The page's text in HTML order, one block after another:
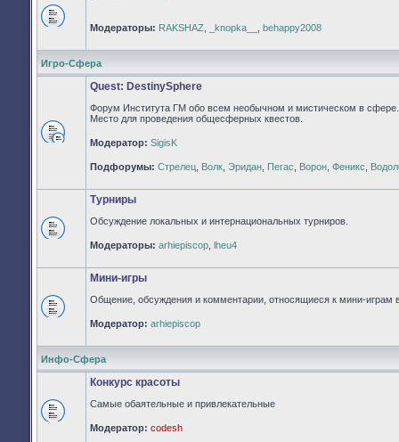
Нет
сообщений
Модераторы: RAKSHAZ _knopka__ behappy2008
Игро-Сфера
Нет
сообщений
Quest: DestinySphere
Форум Института ГМ обо всем необычном и мистическом в сфере.
Место для проведения общесферных квестов.
Модератор: SigisK
Подфорумы: Стрелец Волк Эридан Пегас Ворон Феникс
Нет
непрочитанных
Турниры
Обсуждение локальных и интернациональных турниров.
Модераторы: arhiepiscop lheu4
Нет
непрочитанных
Мини-игры
Общение, обсуждения и комментарии, относящиеся к мини-играм
Модератор: arhiepiscop
Инфо-Сфера
Нет
непрочитанных
Конкурс красоты
Самые обаятельные и привлекательные
Модератор: codesh